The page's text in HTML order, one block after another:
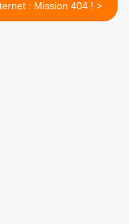
Internet : Mission 404 ! >